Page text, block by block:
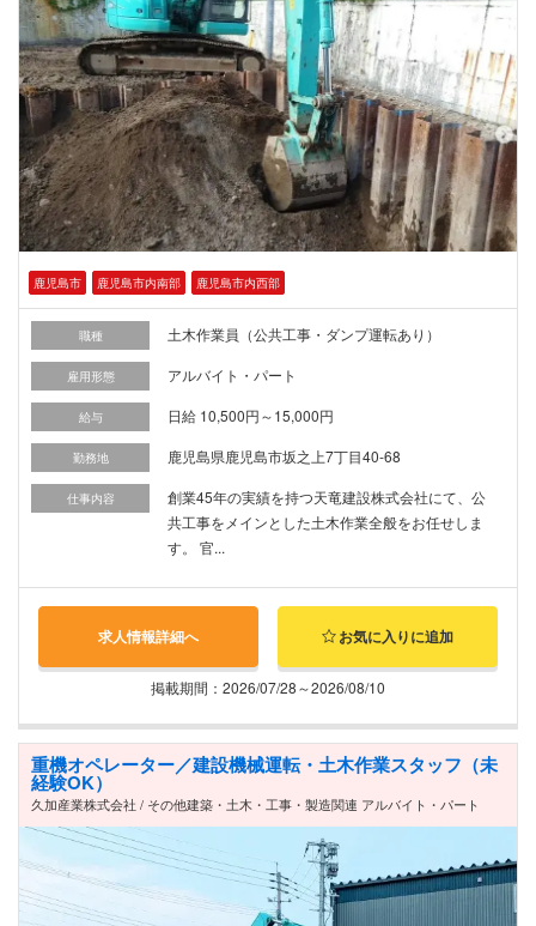
鹿児島市 鹿児島市内南部 鹿児島市内西部
職種 土木作業員（公共工事・ダンプ運転あり）
雇用形態 アルバイト・パート
給与 日給 10,500円～15,000円
勤務地 鹿児島県鹿児島市坂之上7丁目40-68
仕事内容
創業45年の実績を持つ天竜建設株式会社にて、公
共工事をメインとした土木作業全般をお任せしま
す。 官...
求人情報詳細へ お気に入りに追加
掲載期間：2026/07/28～2026/08/10
重機オペレーター／建設機械運転・土木作業スタッフ（未
経験OK）
久加産業株式会社 / その他建築・土木・工事・製造関連 アルバイト・パート